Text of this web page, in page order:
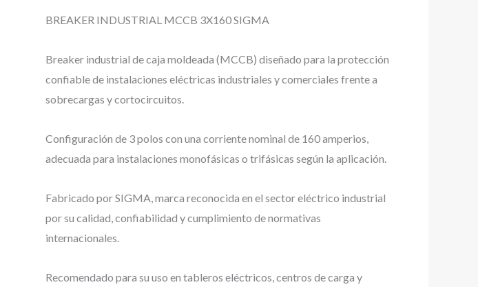
BREAKER INDUSTRIAL MCCB 3X160 SIGMA
Breaker industrial de caja moldeada (MCCB) diseñado para la protección
confiable de instalaciones eléctricas industriales y comerciales frente a
sobrecargas y cortocircuitos.
Configuración de 3 polos con una corriente nominal de 160 amperios,
adecuada para instalaciones monofásicas o trifásicas según la aplicación.
Fabricado por SIGMA, marca reconocida en el sector eléctrico industrial
por su calidad, confiabilidad y cumplimiento de normativas
internacionales.
Recomendado para su uso en tableros eléctricos, centros de carga y